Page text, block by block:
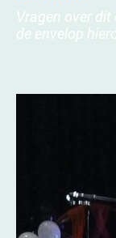
Vragen over
de envelop